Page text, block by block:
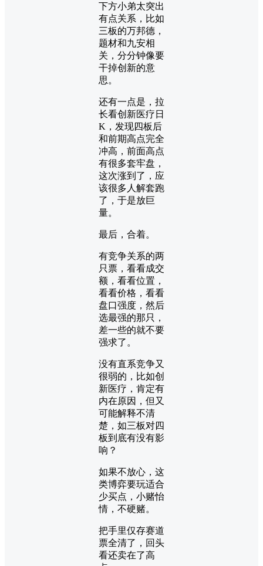
下方小弟太突出
有点关系，比如
三板的万邦德，
题材和九安相
关，分分钟像要
干掉创新的意
思。
还有一点是，拉
长看创新医疗日
K，发现四板后
和前期高点完全
冲高，前面高点
有很多套牢盘，
这次涨到了，应
该很多人解套跑
了，于是放巨
量。
最后，合着。
有竞争关系的两
只票，看看成交
额，看看位置，
看看价格，看看
盘口强度，然后
选最强的那只，
差一些的就不要
强求了。
没有直系竞争又
很弱的，比如创
新医疗，肯定有
内在原因，但又
可能解释不清
楚，如三板对四
板到底有没有影
响？
如果不放心，这
类博弈要玩适合
少买点，小赌怡
情，不硬赌。
把手里仅存赛道
票全清了，回头
看还卖在了高